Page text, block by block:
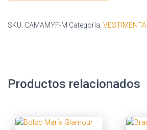
SKU: CAMAMYF-M Categoría: VESTIMENTA
Productos relacionados